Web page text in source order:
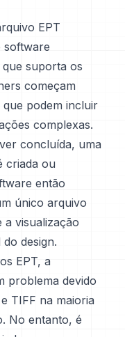
EPT
software
suporta os
começam
podem incluir
complexas.
concluída, uma
criada ou
então
único arquivo
a visualização
design.
EPT, a
problema devido
TIFF na maioria
No entanto, é